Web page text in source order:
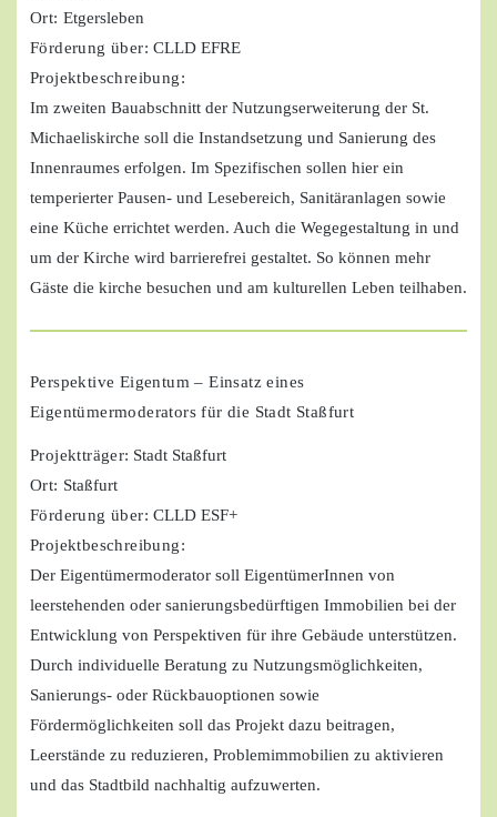
Ort: Etgersleben
Förderung über: CLLD EFRE
Projektbeschreibung:
Im zweiten Bauabschnitt der Nutzungserweiterung der St.
Michaeliskirche soll die Instandsetzung und Sanierung des
Innenraumes erfolgen. Im Spezifischen sollen hier ein
temperierter Pausen- und Lesebereich, Sanitäranlagen sowie
eine Küche errichtet werden. Auch die Wegegestaltung in und
um der Kirche wird barrierefrei gestaltet. So können mehr
Gäste die kirche besuchen und am kulturellen Leben teilhaben.
Perspektive Eigentum – Einsatz eines
Eigentümermoderators für die Stadt Staßfurt
Projektträger: Stadt Staßfurt
Ort: Staßfurt
Förderung über: CLLD ESF+
Projektbeschreibung:
Der Eigentümermoderator soll EigentümerInnen von
leerstehenden oder sanierungsbedürftigen Immobilien bei der
Entwicklung von Perspektiven für ihre Gebäude unterstützen.
Durch individuelle Beratung zu Nutzungsmöglichkeiten,
Sanierungs- oder Rückbauoptionen sowie
Fördermöglichkeiten soll das Projekt dazu beitragen,
Leerstände zu reduzieren, Problemimmobilien zu aktivieren
und das Stadtbild nachhaltig aufzuwerten.